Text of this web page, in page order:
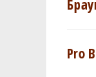
Pro